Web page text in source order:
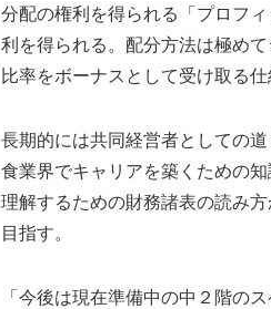
分配の権利を得られる「プロフ
利を得られる。配分方法は極め
比率をボーナスとして受け取る仕
長期的には共同経営者としての
食業界でキャリアを築くための
理解するための財務諸表の読み
目指す。
「今後は現在準備中の中２階の